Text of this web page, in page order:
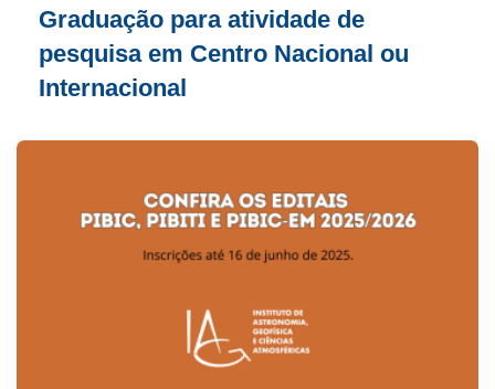
Graduação para atividade de
pesquisa em Centro Nacional ou
Internacional